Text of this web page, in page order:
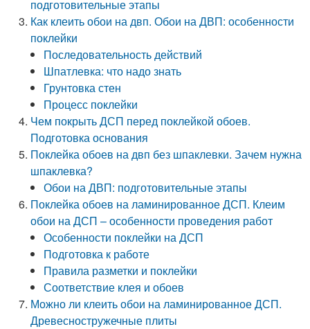
подготовительные этапы
Как клеить обои на двп. Обои на ДВП: особенности
поклейки
Последовательность действий
Шпатлевка: что надо знать
Грунтовка стен
Процесс поклейки
Чем покрыть ДСП перед поклейкой обоев.
Подготовка основания
Поклейка обоев на двп без шпаклевки. Зачем нужна
шпаклевка?
Обои на ДВП: подготовительные этапы
Поклейка обоев на ламинированное ДСП. Клеим
обои на ДСП – особенности проведения работ
Особенности поклейки на ДСП
Подготовка к работе
Правила разметки и поклейки
Соответствие клея и обоев
Можно ли клеить обои на ламинированное ДСП.
Древесностружечные плиты